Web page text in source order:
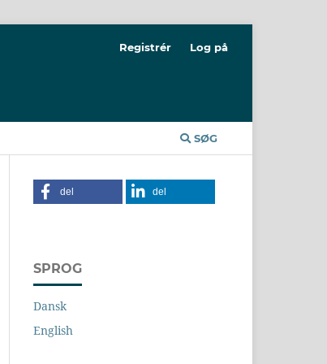
SØG
Registrér Log på
del del
SPROG
Dansk
English